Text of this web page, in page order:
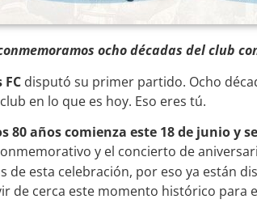
ocho décadas del club
disputó su primer partido. Ocho
en lo que es hoy. Eso eres tú.
80 años comienza este 18 de junio y
y el concierto de
de esta celebración, por eso ya están
de cerca este momento histórico para